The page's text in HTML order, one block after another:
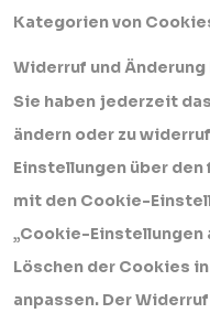
Kategorien von
Widerruf und
Sie haben jederzeit
ändern oder zu
Einstellungen über
mit den Cookie-
„Cookie-Einstellungen
Löschen der Cookies
anpassen. Der